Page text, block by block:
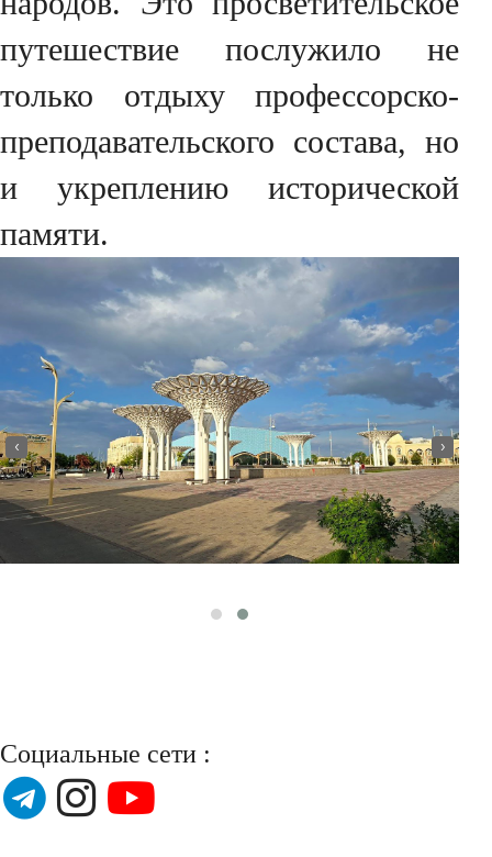
путешествие послужило не
только отдыху профессорско-
преподавательского состава, но
и укреплению исторической
памяти.
‹ ›
Социальные сети :